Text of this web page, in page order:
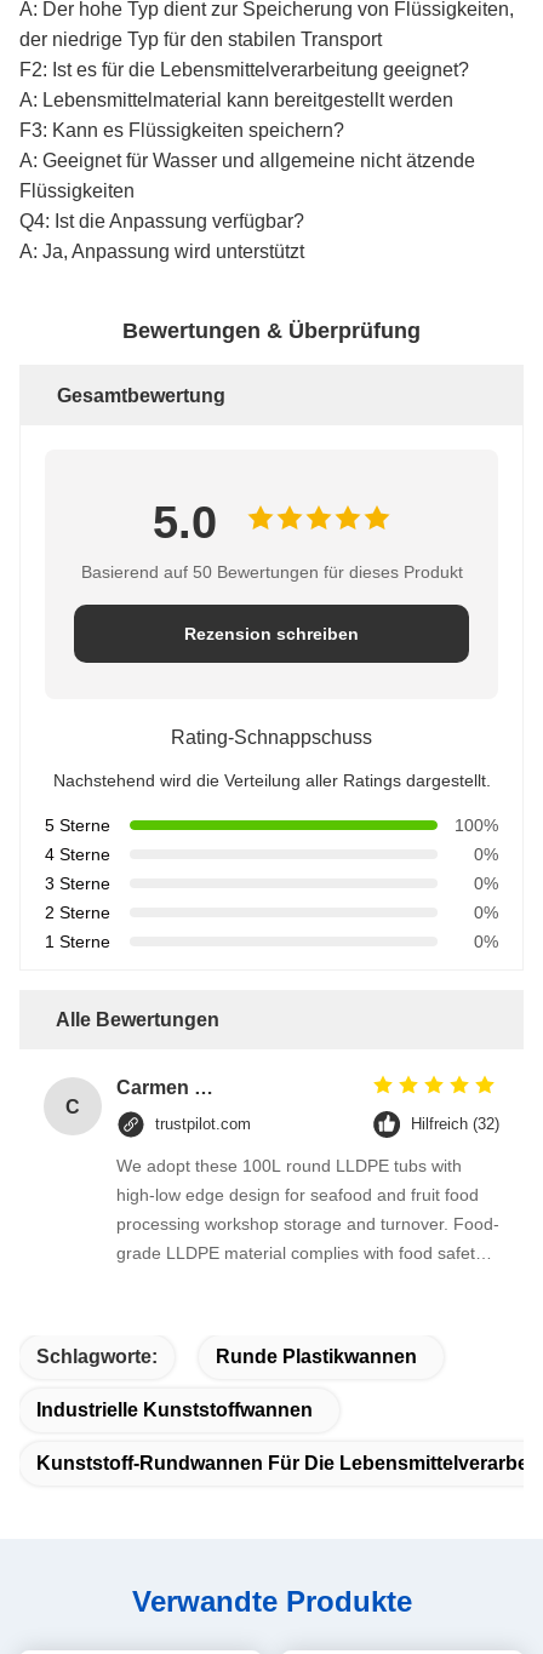
A: Der hohe Typ dient zur Speicherung von Flüssigkeiten,
der niedrige Typ für den stabilen Transport
F2: Ist es für die Lebensmittelverarbeitung geeignet?
A: Lebensmittelmaterial kann bereitgestellt werden
F3: Kann es Flüssigkeiten speichern?
A: Geeignet für Wasser und allgemeine nicht ätzende
Flüssigkeiten
Q4: Ist die Anpassung verfügbar?
A: Ja, Anpassung wird unterstützt
Bewertungen & Überprüfung
Gesamtbewertung
5.0
Basierend auf 50 Bewertungen für dieses Produkt
Rezension schreiben
Rating-Schnappschuss
Nachstehend wird die Verteilung aller Ratings dargestellt.
5 Sterne
100%
4 Sterne
0%
3 Sterne
0%
2 Sterne
0%
1 Sterne
0%
Alle Bewertungen
C
Carmen Fuentes
trustpilot.com Hilfreich (32)
We adopt these 100L round LLDPE tubs with
high-low edge design for seafood and fruit food
processing workshop storage and turnover. Food-
grade LLDPE material complies with food safety
Schlagworte: Runde Plastikwannen
Industrielle Kunststoffwannen
Kunststoff-Rundwannen Für Die
Verwandte Produkte